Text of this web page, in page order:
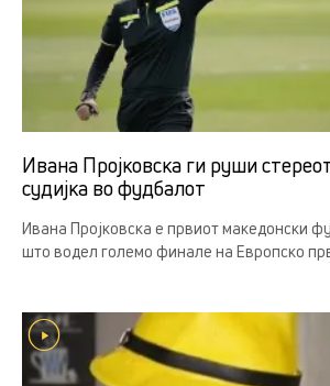
Ивана Пројковска ги руши
судијка во фудбалот
Ивана Пројковска е првиот македонски
што водел големо финале на Европско